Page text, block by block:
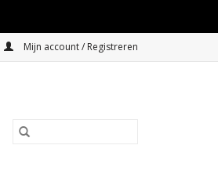
Mijn account / Registreren